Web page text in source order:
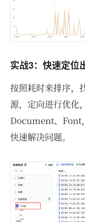
实战3：快速定位
按照耗时来排序，
源，定向进行优化
Document、Font
快速解决问题。